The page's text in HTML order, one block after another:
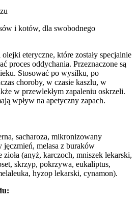
i kotów, dla swobodnego
eteryczne, które zostały specjalnie
proces oddychania. Przeznaczone są
Stosować po wysiłku, po
choroby, w czasie kaszlu, w
w przewlekłym zapaleniu oskrzeli.
wpływ na apetyczny zapach.
sacharoza, mikronizowany
melasa z buraków
(anyż, karczoch, mniszek lekarski,
skrzyp, pokrzywa, eukaliptus,
hyzop lekarski, cynamon).